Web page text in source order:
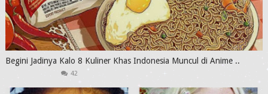
Begini Jadinya Kalo 8 Kuliner Khas Indonesia Muncul di Anime ..
42